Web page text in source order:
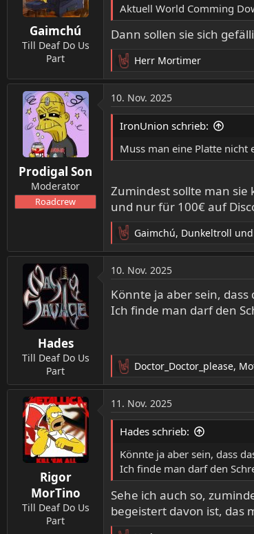
n
e
Gaimchú
Till Deaf Do Us
Part
Aktuell World Comming
Dann sollen sie sich
R
e
a
k
t
o
n
n
:
Herr Mortimer
Prodigal Son
Moderator
Roadcrew
10. Nov. 2025
IronUnion schrieb:
Muss man eine Platte nicht
Zumindest sollte man
und nur für 100€ auf
R
e
a
k
t
o
Gaimchú, Dunkeltroll und
Hades
Till Deaf Do Us
Part
10. Nov. 2025
Könnte ja aber sein,
Ich finde man darf den
R
e
a
k
t
o
n
e
n
:
Doctor_Doctor_please,
Rigor
MorTino
Till Deaf Do Us
Part
11. Nov. 2025
Hades schrieb:
Könnte ja aber sein, dass
Ich finde man darf den
Sehe ich auch so,
begeistert davon ist, das